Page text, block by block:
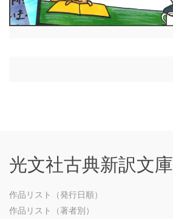
光文社古典新訳文庫
作品リスト（発行日順）
作品リスト（著者別）